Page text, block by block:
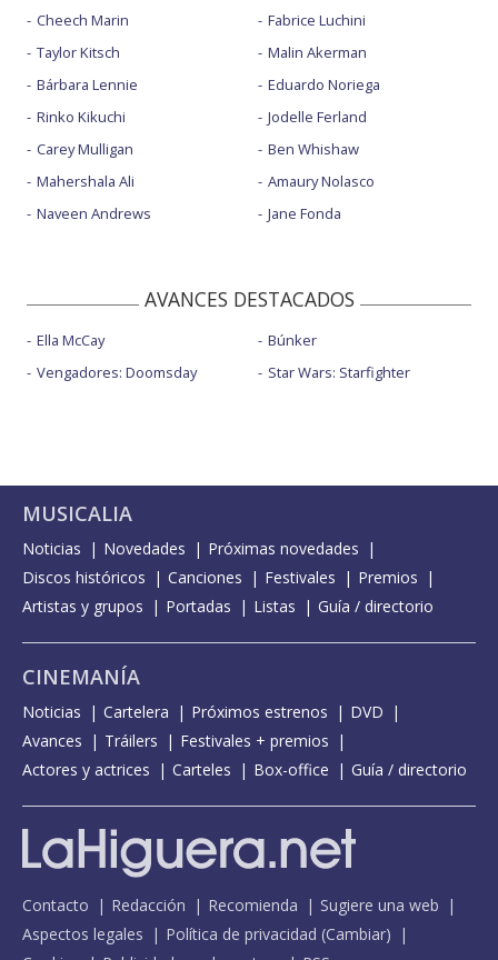
Cheech Marin
Taylor Kitsch
Bárbara Lennie
Rinko Kikuchi
Carey Mulligan
Mahershala Ali
Naveen Andrews
Fabrice Luchini
Malin Akerman
Eduardo Noriega
Jodelle Ferland
Ben Whishaw
Amaury Nolasco
Jane Fonda
AVANCES DESTACADOS
Ella McCay
Vengadores: Doomsday
Búnker
Star Wars: Starfighter
MUSICALIA
Noticias Novedades
Próximas novedades
Discos históricos
Canciones Festivales
Premios
Artistas y grupos
Portadas Listas Guía / directorio
CINEMANÍA
Noticias Cartelera Próximos estrenos
DVD
Avances
Tráilers
Festivales + premios
Actores y actrices
Carteles Box-office Guía / directorio
Contacto Redacción Recomienda
Sugiere una web
Aspectos legales
Política de privacidad (Cambiar)